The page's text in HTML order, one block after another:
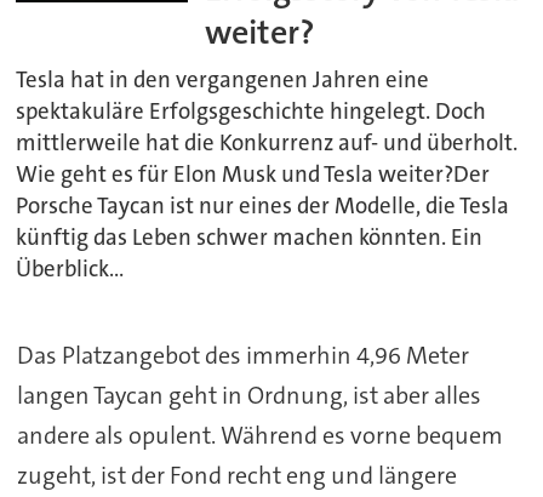
weiter?
Tesla hat in den vergangenen Jahren eine
spektakuläre Erfolgsgeschichte hingelegt. Doch
mittlerweile hat die Konkurrenz auf- und überholt.
Wie geht es für Elon Musk und Tesla weiter?Der
Porsche Taycan ist nur eines der Modelle, die Tesla
künftig das Leben schwer machen könnten. Ein
Überblick...
Das Platzangebot des immerhin 4,96 Meter
langen Taycan geht in Ordnung, ist aber alles
andere als opulent. Während es vorne bequem
zugeht, ist der Fond recht eng und längere